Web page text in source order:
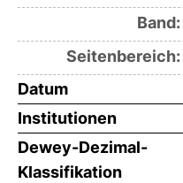
Band:
Seitenbereich:
Datum
Institutionen
Dewey-Dezimal-
Klassifikation